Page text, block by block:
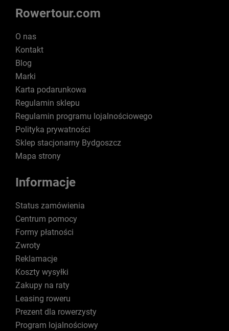
Rowertour.com
O nas
Kontakt
Blog
Marki
Karta podarunkowa
Regulamin sklepu
Regulamin programu lojalnościowego
Polityka prywatności
Sklep stacjonarny Bydgoszcz
Mapa strony
Informacje
Status zamówienia
Centrum pomocy
Formy płatności
Zwroty
Reklamacje
Koszty wysyłki
Zakupy na raty
Leasing roweru
Prezent dla rowerzysty
Program lojalnościowy